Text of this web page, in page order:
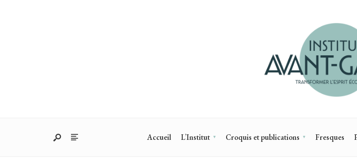
Accueil L’Institut Croquis et publications Fresques